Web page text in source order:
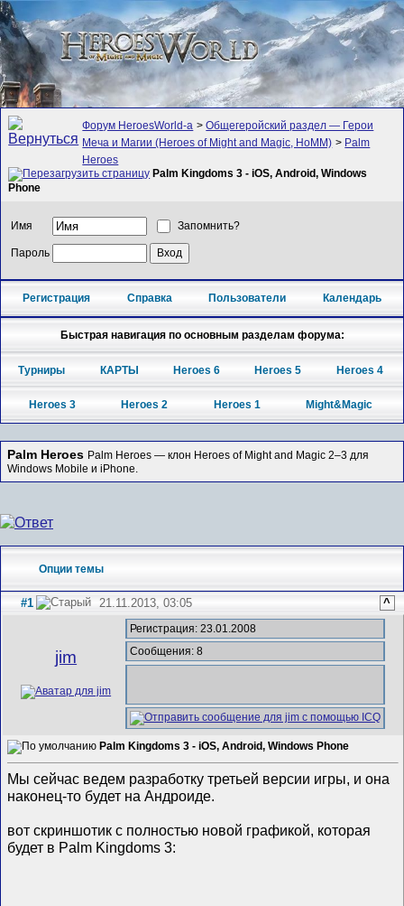
Форум HeroesWorld-а >Общегеройский раздел — Герои
Меча и Магии (Heroes of Might and Magic, HoMM) > Palm
Heroes
Palm Kingdoms 3 - iOS, Android, Windows
Phone
Имя Запомнить?
Пароль
Регистрация Справка Пользователи Календарь
Быстрая навигация по основным разделам форума:
Турниры КАРТЫ Heroes 6 Heroes 5 Heroes 4
Heroes 3 Heroes 2 Heroes 1 Might&Magic
Palm Heroes Palm Heroes — клон Heroes of Might and Magic 2–3 для
Windows Mobile и iPhone.
Опции темы
#1 21.11.2013, 03:05 ^
jim
Регистрация: 23.01.2008
Сообщения: 8
Palm Kingdoms 3 - iOS, Android, Windows Phone
Мы сейчас ведем разработку третьей версии игры, и она
наконец-то будет на Андроиде.
вот скриншотик с полностью новой графикой, которая
будет в Palm Kingdoms 3: